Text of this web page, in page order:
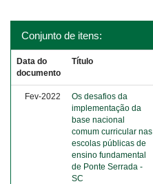
Conjunto de itens:
Data do
documento
Título
Fev-2022
Os desafios da
implementação da
base nacional
comum curricular nas
escolas públicas de
ensino fundamental
de Ponte Serrada -
SC